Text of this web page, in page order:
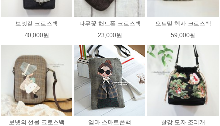
보넷걸 크로스백
40,000원
나무꽃 핸드폰 크로스백
23,000원
오트밀 헥사 크로스백
59,000원
보넷의 선물 크로스백
엠마 스마트폰백
빨강 모자 조리개